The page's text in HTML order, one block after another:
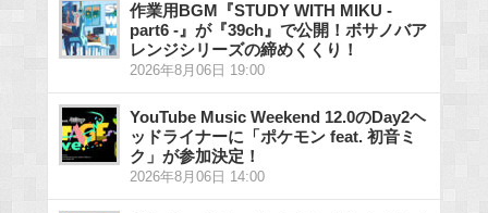
作業用BGM『STUDY WITH MIKU -
part6 -』が『39ch』で公開！ボサノバア
レンジシリーズの締めくくり！
2026年8月06日 19:00
YouTube Music Weekend 12.0のDay2ヘ
ッドライナーに「ポケモン feat. 初音ミ
ク」が参加決定！
2026年8月06日 14:00